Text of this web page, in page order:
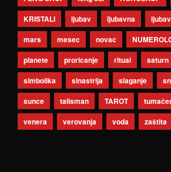
KRISTALI
ljubav ljubavna
mars
mesec novac
planete
proricanje ritual saturn
simbolika
sinastrija slaganje
sunce
talisman TAROT
venera
verovanja voda zaštita